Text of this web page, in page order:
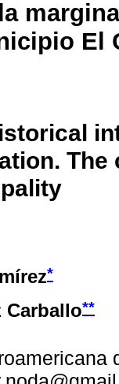
El
The
*
Carballo**